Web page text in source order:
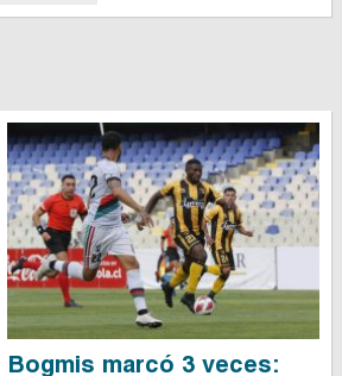
Bogmis marcó 3 veces: